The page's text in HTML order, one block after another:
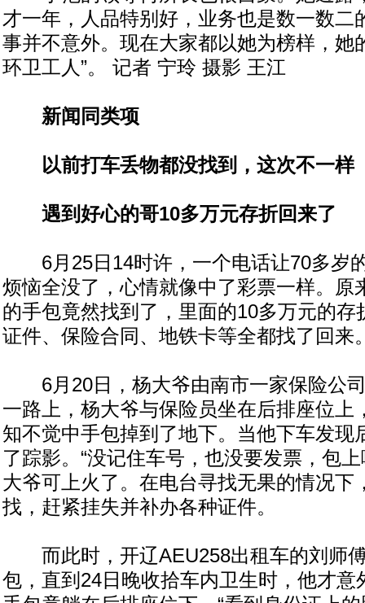
才一年，人品特别好，业务也是数一数二
事并不意外。现在大家都以她为榜样，她
环卫工人”。 记者 宁玲 摄影 王江
新闻同类项
以前打车丢物都没找到，这次不一样
遇到好心的哥10多万元存折回来了
6月25日14时许，一个电话让70多岁
烦恼全没了，心情就像中了彩票一样。原
的手包竟然找到了，里面的10多万元的存
证件、保险合同、地铁卡等全都找了回来
6月20日，杨大爷由南市一家保险公
一路上，杨大爷与保险员坐在后排座位上
知不觉中手包掉到了地下。当他下车发现
了踪影。“没记住车号，也没要发票，包
大爷可上火了。在电台寻找无果的情况下
找，赶紧挂失并补办各种证件。
而此时，开辽AEU258出租车的刘师
包，直到24日晚收拾车内卫生时，他才意